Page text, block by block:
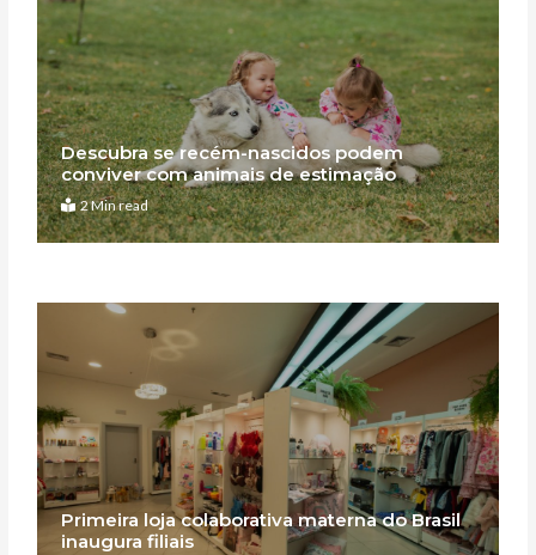
Descubra se recém-nascidos podem
conviver com animais de estimação
2 Min read
Primeira loja colaborativa materna do Brasil
inaugura filiais